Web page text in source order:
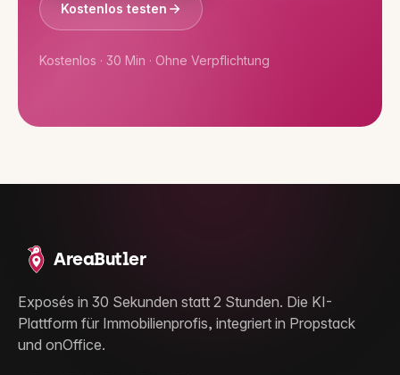
Kostenlos testen
Kostenlos · 30 Min · Ohne Verpflichtung
AreaButler
Exposés in 30 Sekunden statt 2 Stunden. Die KI-
Plattform für Immobilienprofis, integriert in Propstack
und onOffice.